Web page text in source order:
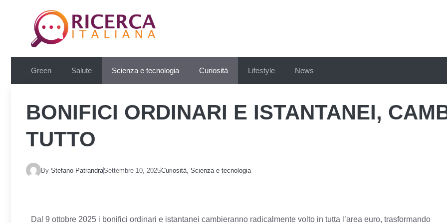
Green Salute Scienza e tecnologia Curiosità Lifestyle News
BONIFICI ORDINARI E ISTANTANEI,
TUTTO
By Stefano PatrandraSettembre 10, 2025Curiosità Scienza e tecnologia
Dal 9 ottobre 2025 i bonifici ordinari e istantanei cambieranno radicalmente volto in tutta l’area euro, trasformando